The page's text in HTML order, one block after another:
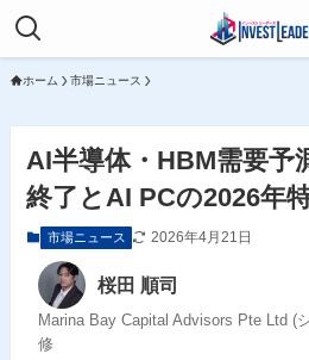
ホーム 市場ニュース
AI半導体・HBM需要予
終了とAI PCの2026年
市場ニュース 2026年4月21日
桜田 順司
Marina Bay Capital Advisors Pte Ltd (
修